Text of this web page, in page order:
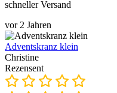
schneller Versand
vor 2 Jahren
Adventskranz klein
Christine
Rezensent